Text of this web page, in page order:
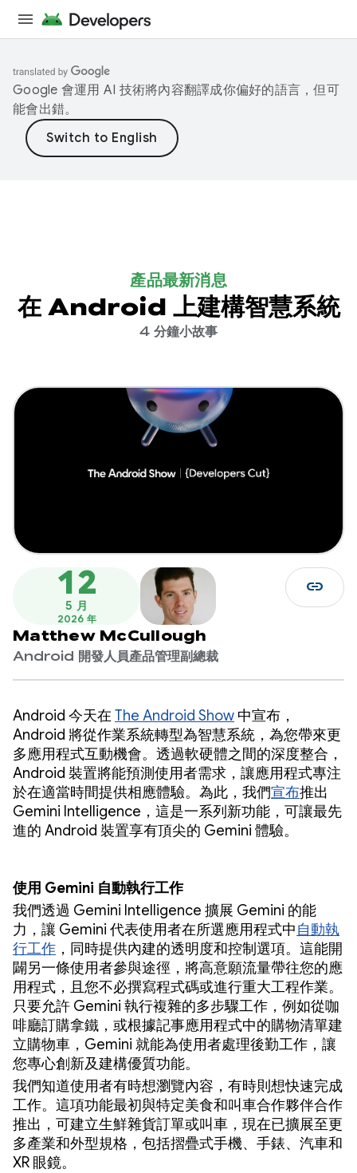
Google 會運用 AI 技術將內容翻譯成你偏好的語言，但可
能會出錯。
產品最新消息
在 Android 上建構智慧系統
4 分鐘小故事
12
5 月
2026 年
Matthew McCullough
Android 開發人員產品管理副總裁
link
Android 今天在 The Android Show 中宣布，
Android 將從作業系統轉型為智慧系統，為您帶來更
多應用程式互動機會。透過軟硬體之間的深度整合，
Android 裝置將能預測使用者需求，讓應用程式專注
於在適當時間提供相應體驗。為此，我們宣布推出
Gemini Intelligence，這是一系列新功能，可讓最先
進的 Android 裝置享有頂尖的 Gemini 體驗。
使用 Gemini 自動執行工作
我們透過 Gemini Intelligence 擴展 Gemini 的能
力，讓 Gemini 代表使用者在所選應用程式中自動執
行工作 ，同時提供內建的透明度和控制選項。這能開
闢另一條使用者參與途徑，將高意願流量帶往您的應
用程式，且您不必撰寫程式碼或進行重大工程作業。
只要允許 Gemini 執行複雜的多步驟工作，例如從咖
啡廳訂購拿鐵，或根據記事應用程式中的購物清單建
立購物車，Gemini 就能為使用者處理後勤工作，讓
您專心創新及建構優質功能。
我們知道使用者有時想瀏覽內容，有時則想快速完成
工作。這項功能最初與特定美食和叫車合作夥伴合作
推出，可建立生鮮雜貨訂單或叫車，現在已擴展至更
多產業和外型規格，包括摺疊式手機、手錶、汽車和
XR 眼鏡。